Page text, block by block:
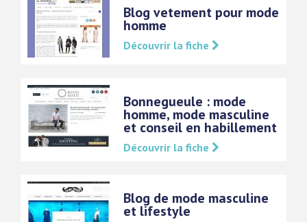
Blog vetement pour mode
homme
Découvrir la fiche
Bonnegueule : mode
homme, mode masculine
et conseil en habillement
Découvrir la fiche
Blog de mode masculine
et lifestyle